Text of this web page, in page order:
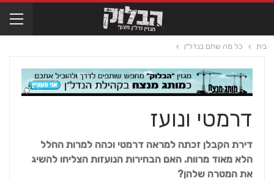
בית כל מה שחם בנדל"ן
דרמטי ונועז
דירת הקבלן זכתה למראה דרמטי וכהה למרות החלל
הלא מאוד מרווח. האם הבחירות הנועזות הצליחו להשיג
את המטרה שלהן?